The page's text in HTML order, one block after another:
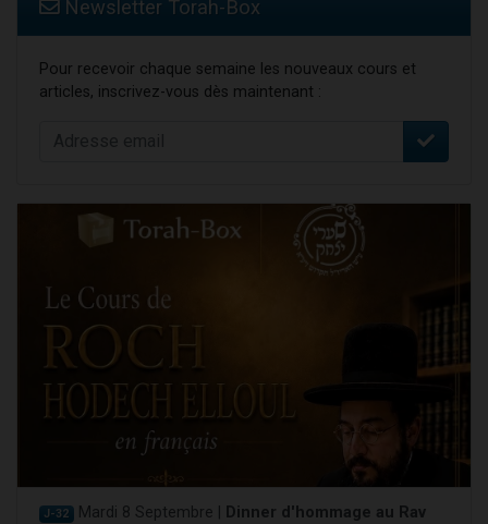
Newsletter Torah-Box
Pour recevoir chaque semaine les nouveaux cours et
articles, inscrivez-vous dès maintenant :
J-32 Mardi 8 Septembre |
Dinner d'hommage au Rav